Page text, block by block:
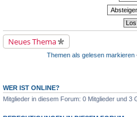
a
g
e
i
t
n
e
r
a
g
e
s
e
e
i
t
Neues Thema
Themen als gelesen markieren
WER IST ONLINE?
Mitglieder in diesem Forum: 0 Mitglieder und 3